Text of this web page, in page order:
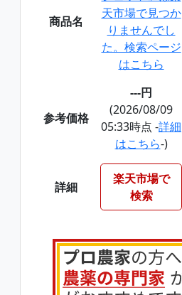
商品名
天市場で見つか
りませんでし
た。検索ページ
はこちら
参考価格
---円
(2026/08/09
05:33時点 -詳細
はこちら-)
詳細
楽天市場で
検索